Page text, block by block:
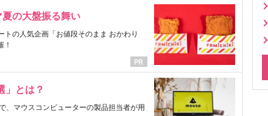
の大盤振る舞い
の人気企画「お値段そのまま おかわり
！
」とは？
、マウスコンピューターの製品担当者が用